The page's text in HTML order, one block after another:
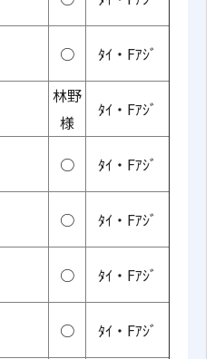
○
ﾀｲ・Fｱｼﾞ
林野
様
ﾀｲ・Fｱｼﾞ
○
ﾀｲ・Fｱｼﾞ
○
ﾀｲ・Fｱｼﾞ
○
ﾀｲ・Fｱｼﾞ
○
ﾀｲ・Fｱｼﾞ